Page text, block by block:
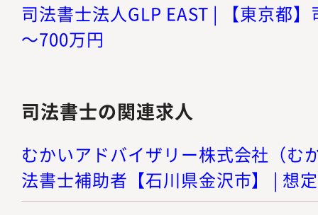
司法書士法人GLP EAST | 【東京都
～700万円
司法書士の関連求人
むかいアドバイザリー株式会社（む
法書士補助者【石川県金沢市】 | 想